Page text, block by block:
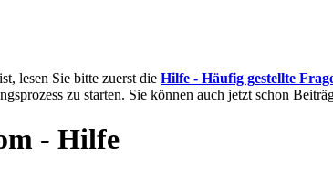
lesen Sie bitte zuerst die Hilfe - Häufig gestellte
zu starten. Sie können auch jetzt schon
- Hilfe